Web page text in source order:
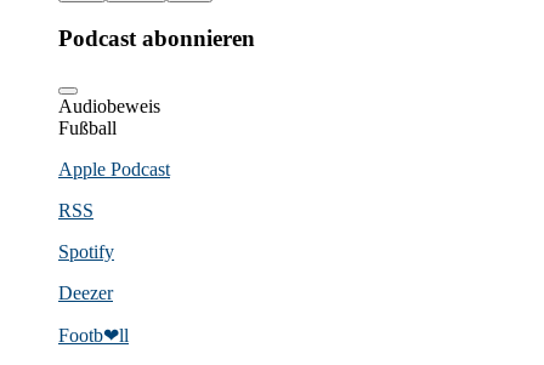
Podcast abonnieren
Audiobeweis
Fußball
Apple Podcast
RSS
Spotify
Deezer
Footb❤ll